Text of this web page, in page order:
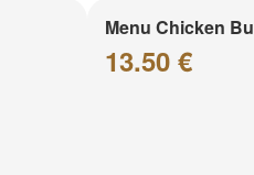
Menu Chicken
13.50 €